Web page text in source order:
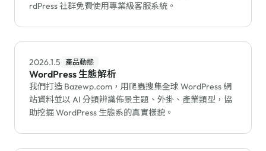
rdPress 社群免費使用專業級客服系統。
2026.1.5 產品動態
WordPress 生態解析
我們打造 Bazewp.com，用爬蟲搜集全球 WordPress 網
站資料並以 AI 分類辨識佈景主題、外掛、產業類型，協
助挖掘 WordPress 生態系的真實樣貌。